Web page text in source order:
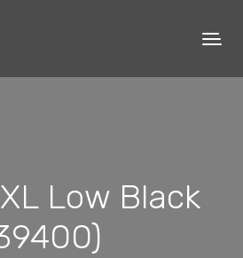
Low Black